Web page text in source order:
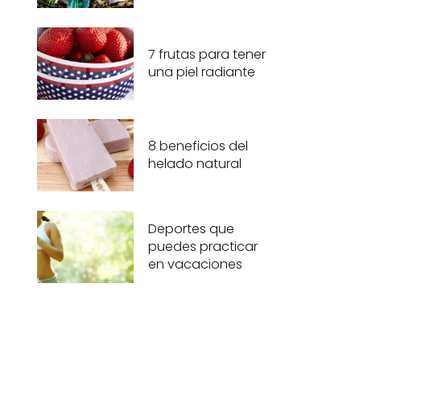
7 frutas para tener
una piel radiante
8 beneficios del
helado natural
Deportes que
puedes practicar
en vacaciones